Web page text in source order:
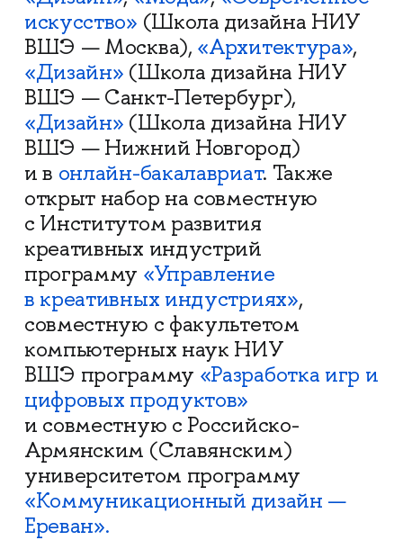
искусство» (Школа дизайна НИУ
ВШЭ — Москва), «Архитектура»,
«Дизайн» (Школа дизайна НИУ
ВШЭ — Санкт-Петербург),
«Дизайн» (Школа дизайна НИУ
ВШЭ — Нижний Новгород)
и в онлайн-бакалавриат. Также
открыт набор на совместную
с Институтом развития
креативных индустрий
программу «Управление
в креативных индустриях»,
совместную с факультетом
компьютерных наук НИУ
ВШЭ программу «Разработка игр и
цифровых продуктов»
и совместную с Российско-
Армянским (Славянским)
университетом программу
«Коммуникационный дизайн —
Ереван».